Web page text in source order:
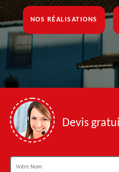
NOS RÉALISATIONS
Devis